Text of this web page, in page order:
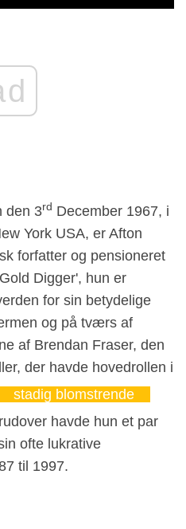
den 3rd December 1967, i
York USA, er Afton
forfatter og pensioneret
Digger', hun er
for sin betydelige
og på tværs af
af Brendan Fraser, den
der havde hovedrollen i
stadig blomstrende
havde hun et par
ofte lukrative
til 1997.